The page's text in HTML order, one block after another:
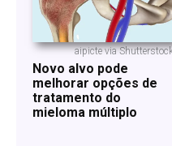
aipicte via
Novo alvo pode
melhorar opções de
tratamento do
mieloma múltiplo